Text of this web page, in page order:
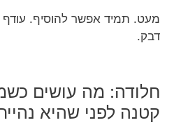
מעט. תמיד אפשר להוסיף.
דבק.
חלודה: מה עושים
קטנה לפני שהיא